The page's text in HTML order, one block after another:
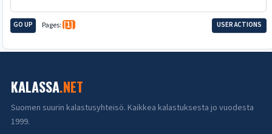
GO UP Pages 1 USER ACTIONS
KALASSA.NET
Suomen suurin kalastusyhteisö. Kaikkea kalastuksesta jo vuodesta
1999.